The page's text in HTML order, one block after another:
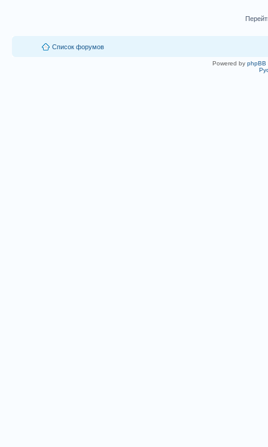
Список форумов
Powered by phpBB